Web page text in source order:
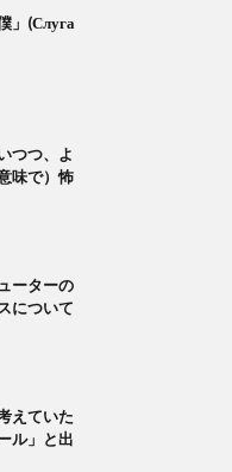
」(Слуга
つつ、よ
味で）怖
ーターの
について
えていた
ル」と出